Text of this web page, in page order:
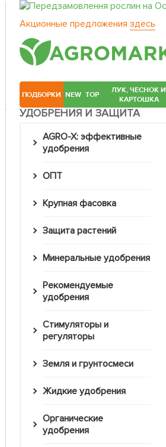
Акционные предложения здесь
ПОДБОРКИ NEW TOP
ЛУК, ЧЕСНОК И
КАРТОШКА
УДОБРЕНИЯ И ЗАЩИТА
AGRO-X: эффективные
удобрения
ОПТ
Крупная фасовка
Защита растений
Минеральные удобрения
Рекомендуемые
удобрения
Стимуляторы и
регуляторы
Земля и грунтосмеси
Жидкие удобрения
Органические
удобрения